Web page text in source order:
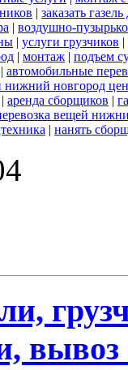
| заказать
| воздушно-
| услуги грузчиков |
| монтаж | подъем
| автомобильные
нижний новгород
| аренда сборщиков |
вещей
| нанять